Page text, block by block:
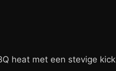
heat met een stevige kick